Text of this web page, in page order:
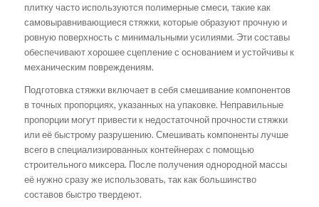
плитку часто используются полимерные смеси, такие как
самовыравнивающиеся стяжки, которые образуют прочную и
ровную поверхность с минимальными усилиями. Эти составы
обеспечивают хорошее сцепление с основанием и устойчивы к
механическим повреждениям.
Подготовка стяжки включает в себя смешивание компонентов
в точных пропорциях, указанных на упаковке. Неправильные
пропорции могут привести к недостаточной прочности стяжки
или её быстрому разрушению. Смешивать компоненты лучше
всего в специализированных контейнерах с помощью
строительного миксера. После получения однородной массы
её нужно сразу же использовать, так как большинство
составов быстро твердеют.